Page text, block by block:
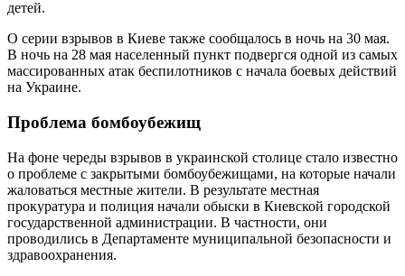
детей.
О серии взрывов в Киеве также сообщалось в ночь на 30 мая.
В ночь на 28 мая населенный пункт подвергся одной из самых
массированных атак беспилотников с начала боевых действий
на Украине.
Проблема бомбоубежищ
На фоне череды взрывов в украинской столице стало известно
о проблеме с закрытыми бомбоубежищами, на которые начали
жаловаться местные жители. В результате местная
прокуратура и полиция начали обыски в Киевской городской
государственной администрации. В частности, они
проводились в Департаменте муниципальной безопасности и
здравоохранения.